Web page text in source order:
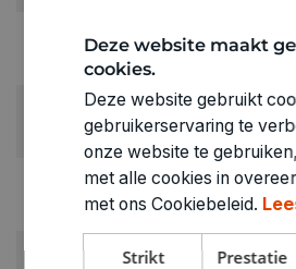
LEVERANCIERSKLEUR:
RUBRIEK:
Leder- en suèdekoord
GEWICHT
0.003kg
ARTIKELNUMMER
Deze website maakt
cookies.
Deze website gebruikt
gebruikerservaring te
onze website te
met alle cookies in
met ons Cookiebeleid.
Strikt
Prestatie